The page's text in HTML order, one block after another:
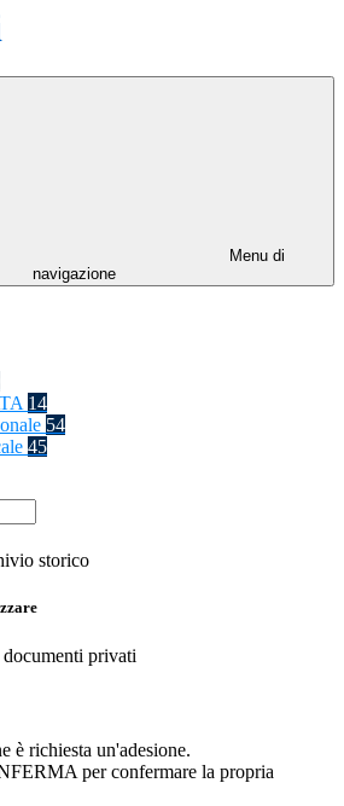
Menu di
navigazione
14
54
45
storico
privati
è richiesta un'adesione.
per confermare la propria